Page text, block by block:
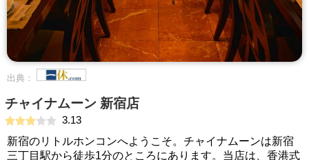
出典：
チャイナムーン 新宿店
3.13
新宿のリトルホンコンへようこそ。チャイナムーンは新宿
三丁目駅から徒歩1分のところにあります。当店は、香港式